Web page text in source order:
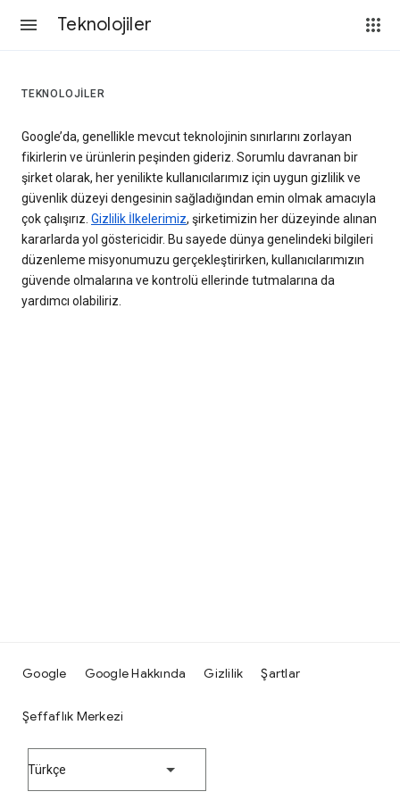
Teknolojiler
TEKNOLOJILER
Google’da, genellikle mevcut teknolojinin sınırlarını zorlayan
fikirlerin ve ürünlerin peşinden gideriz. Sorumlu davranan bir
şirket olarak, her yenilikte kullanıcılarımız için uygun gizlilik ve
güvenlik düzeyi dengesinin sağladığından emin olmak amacıyla
çok çalışırız. Gizlilik İlkelerimiz, şirketimizin her düzeyinde alınan
kararlarda yol göstericidir. Bu sayede dünya genelindeki bilgileri
düzenleme misyonumuzu gerçekleştirirken, kullanıcılarımızın
güvende olmalarına ve kontrolü ellerinde tutmalarına da
yardımcı olabiliriz.
Google Google Hakkında Gizlilik Şartlar
Şeffaflık Merkezi
Türkçe